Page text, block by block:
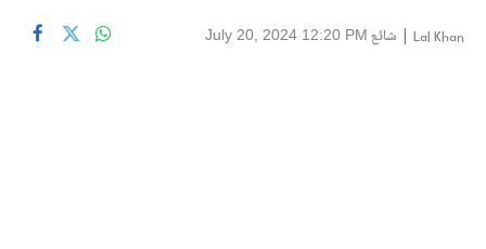
Lal Khan
| شائع July 20, 2024 12:20 PM